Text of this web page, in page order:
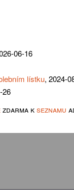
06-16
lístku, 2024-
26
zdarma kseznamu